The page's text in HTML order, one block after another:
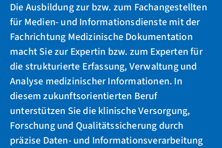
Die Ausbildung zur bzw. zum Fachangestellten
für Medien- und Informationsdienste mit der
Fachrichtung Medizinische Dokumentation
macht Sie zur Expertin bzw. zum Experten für
die strukturierte Erfassung, Verwaltung und
Analyse medizinischer Informationen. In
diesem zukunftsorientierten Beruf
unterstützen Sie die klinische Versorgung,
Forschung und Qualitätssicherung durch
präzise Daten- und Informationsverarbeitung